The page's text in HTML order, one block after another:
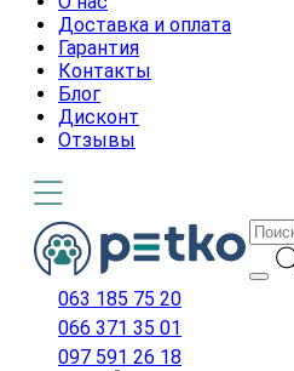
Доставка и оплата
Гарантия
Контакты
Блог
Дисконт
Отзывы
063 185 75 20
066 371 35 01
097 591 26 18